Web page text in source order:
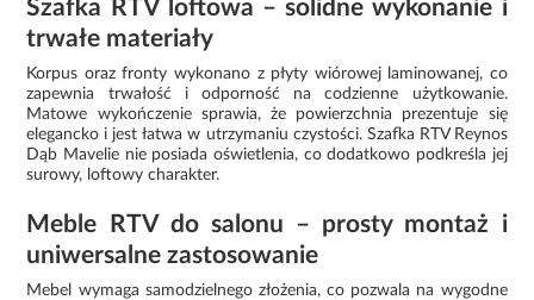
Szafka RTV loftowa – solidne wykonanie i
trwałe materiały
Korpus oraz fronty wykonano z płyty wiórowej laminowanej, co
zapewnia trwałość i odporność na codzienne użytkowanie.
Matowe wykończenie sprawia, że powierzchnia prezentuje się
elegancko i jest łatwa w utrzymaniu czystości. Szafka RTV Reynos
Dąb Mavelie nie posiada oświetlenia, co dodatkowo podkreśla jej
surowy, loftowy charakter.
Meble RTV do salonu – prosty montaż i
uniwersalne zastosowanie
Mebel wymaga samodzielnego złożenia, co pozwala na wygodne